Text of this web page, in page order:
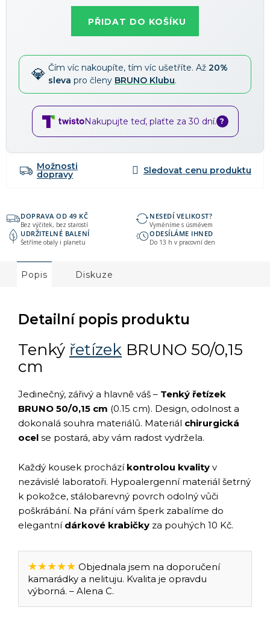
PŘIDAT DO KOŠÍKU
Čím víc nakoupíte, tím víc ušetříte. Až 20%
sleva pro členy BRUNO Klubu.
Nakupujte teď, plaťte za 30 dní. ?
Možnosti
dopravy
DOPRAVA OD 49 KČ
Bez výčitek, bez starostí
NESEDÍ VELIKOST?
Vyměníme s úsměvem
UDRŽITELNÉ BALENÍ
Šetříme obaly i planetu
ODESÍLÁME IHNED
Do 13 h v pracovní den
Popis Diskuze
Detailní popis produktu
Tenký řetízek BRUNO 50/0,15
cm
Jedinečný, zářivý a hlavně váš – Tenký řetízek
BRUNO 50/0,15 cm (0.15 cm). Design, odolnost a
dokonalá souhra materiálů. Materiál chirurgická
ocel se postará, aby vám radost vydržela.
Každý kousek prochází kontrolou kvality v
nezávislé laboratoři. Hypoalergenní materiál šetrný
k pokožce, stálobarevný povrch odolný vůči
poškrábání. Na přání vám šperk zabalíme do
elegantní dárkové krabičky za pouhých 10 Kč.
★★★★★ Objednala jsem na doporučení
kamarádky a nelituju. Kvalita je opravdu
výborná. – Alena C.